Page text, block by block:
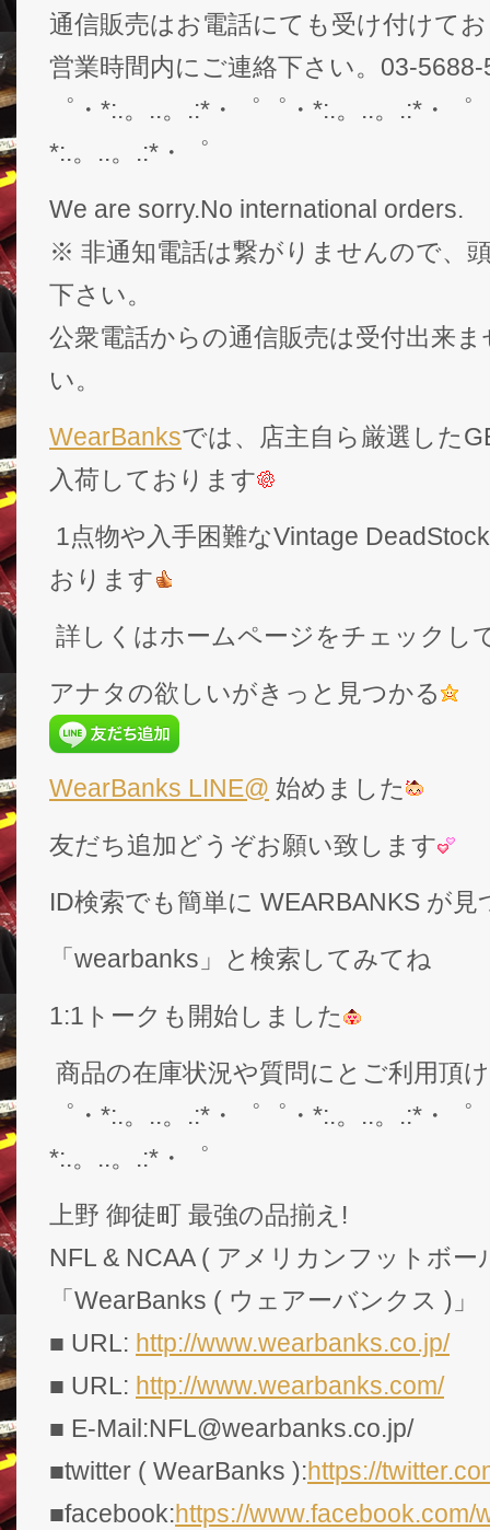
通信販売はお電話にても受け付けて
営業時間内にご連絡下さい。03-5688-
゜・*:.。..。.:*・゜゜・*:.。..。.:*・
*:.。..。.:*・゜
We are sorry.No international orders.
※ 非通知電話は繋がりませんので、
下さい。
公衆電話からの通信販売は受付出来
い。
WearBanksでは、店主自ら厳選した
入荷しております
1点物や入手困難なVintage
おります
詳しくはホームページをチェックし
アナタの欲しいがきっと見つかる
WearBanks LINE@ 始めました
友だち追加どうぞお願い致します
ID検索でも簡単に WEARBANKS が
「wearbanks」と検索してみてね
1:1トークも開始しました
商品の在庫状況や質問にとご利用頂
゜・*:.。..。.:*・゜゜・*:.。..。.:*・
*:.。..。.:*・゜
上野 御徒町 最強の品揃え!
NFL & NCAA ( アメリカンフットボー
「WearBanks ( ウェアーバンクス )」
■ URL: http://www.wearbanks.co.jp/
■ URL: http://www.wearbanks.com/
■ E-Mail:NFL@wearbanks.co.jp/
■twitter ( WearBanks ):https://
■facebook:https://www.facebook.com/